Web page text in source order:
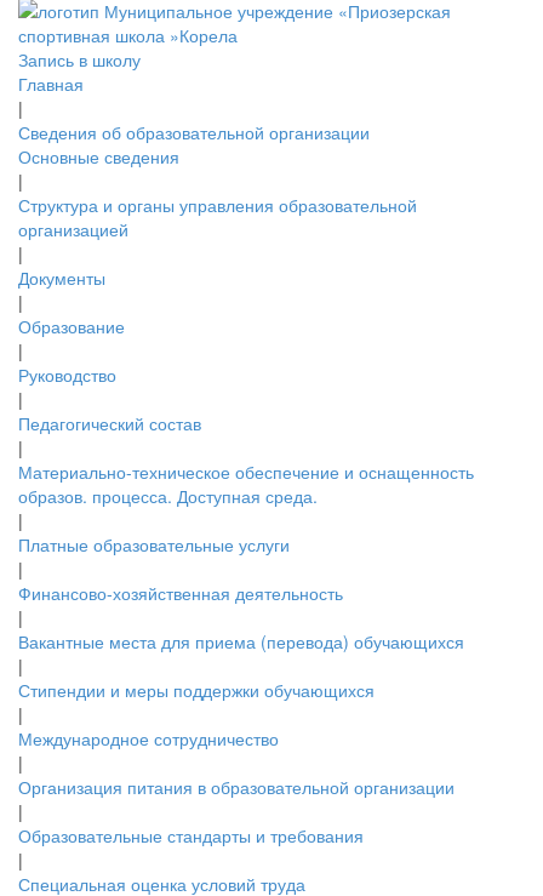
Запись в школу
Главная
|
Сведения об образовательной организации
Основные сведения
|
Структура и органы управления образовательной
организацией
|
Документы
|
Образование
|
Руководство
|
Педагогический состав
|
Материально-техническое обеспечение и оснащенность
образов. процесса. Доступная среда.
|
Платные образовательные услуги
|
Финансово-хозяйственная деятельность
|
Вакантные места для приема (перевода) обучающихся
|
Стипендии и меры поддержки обучающихся
|
Международное сотрудничество
|
Организация питания в образовательной организации
|
Образовательные стандарты и требования
|
Специальная оценка условий труда